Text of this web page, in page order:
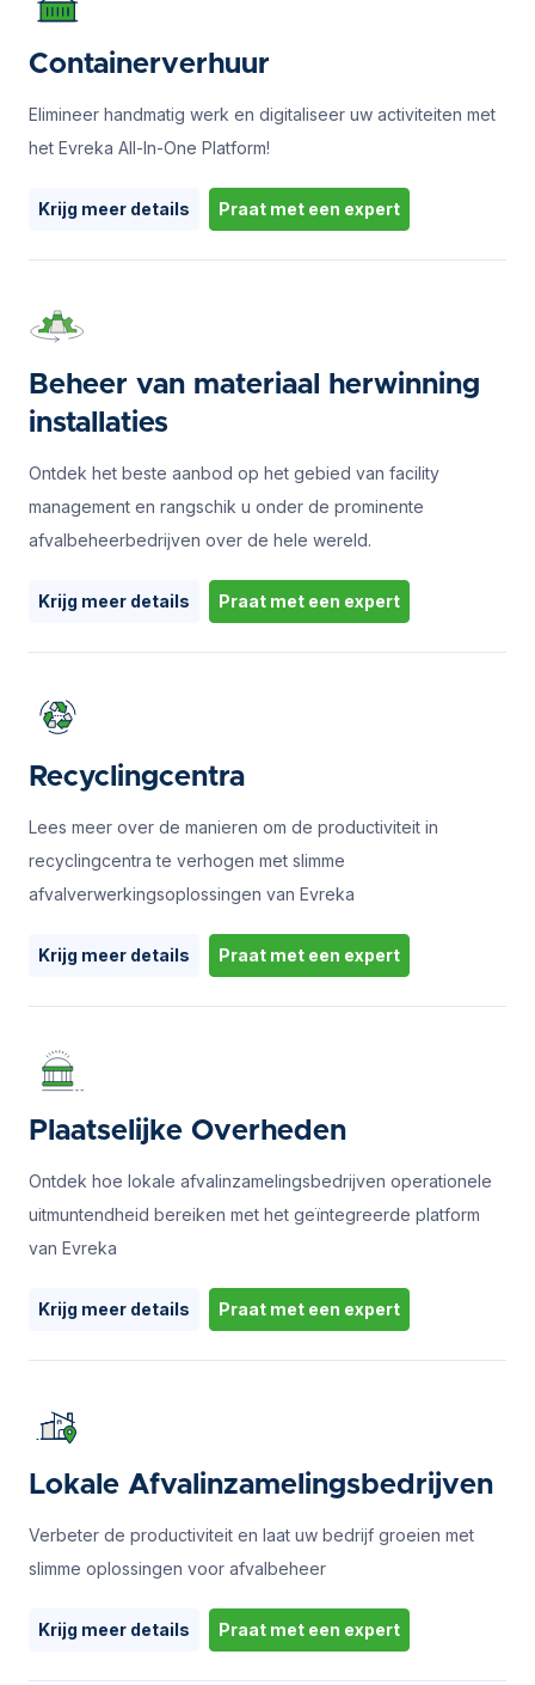
Containerverhuur
Elimineer handmatig werk en digitaliseer uw activiteiten met
het Evreka All-In-One Platform!
Krijg meer details Praat met een expert
Beheer van materiaal herwinning
installaties
Ontdek het beste aanbod op het gebied van facility
management en rangschik u onder de prominente
afvalbeheerbedrijven over de hele wereld.
Krijg meer details Praat met een expert
Recyclingcentra
Lees meer over de manieren om de productiviteit in
recyclingcentra te verhogen met slimme
afvalverwerkingsoplossingen van Evreka
Krijg meer details Praat met een expert
Plaatselijke Overheden
Ontdek hoe lokale afvalinzamelingsbedrijven operationele
uitmuntendheid bereiken met het geïntegreerde platform
van Evreka
Krijg meer details Praat met een expert
Lokale Afvalinzamelingsbedrijven
Verbeter de productiviteit en laat uw bedrijf groeien met
slimme oplossingen voor afvalbeheer
Krijg meer details Praat met een expert